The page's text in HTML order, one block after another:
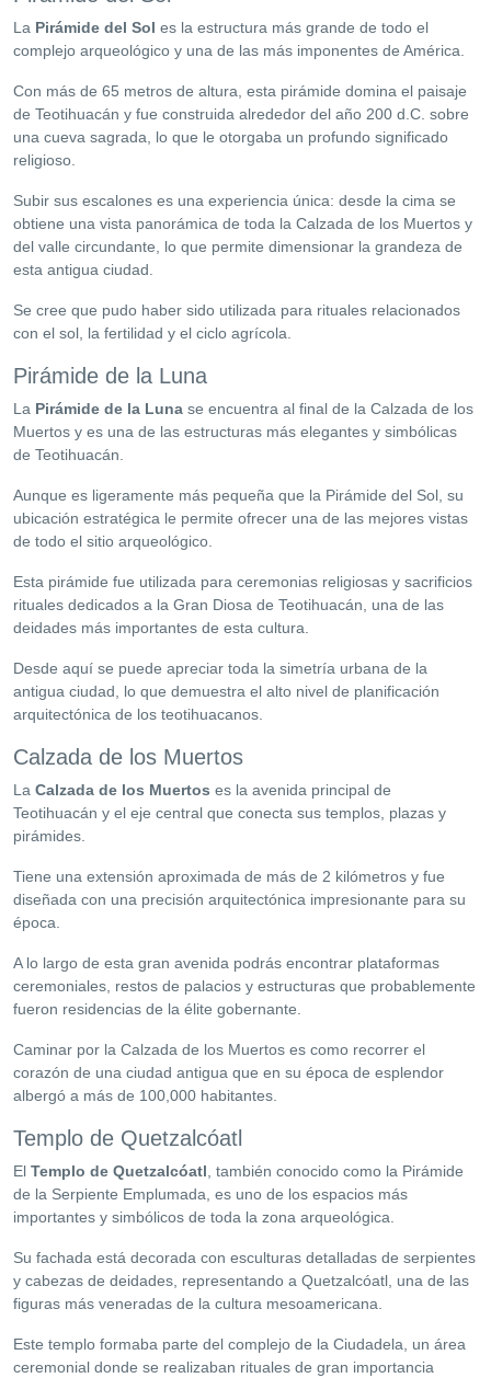
La Pirámide del Sol es la estructura más grande de todo el
complejo arqueológico y una de las más imponentes de América.
Con más de 65 metros de altura, esta pirámide domina el paisaje
de Teotihuacán y fue construida alrededor del año 200 d.C. sobre
una cueva sagrada, lo que le otorgaba un profundo significado
religioso.
Subir sus escalones es una experiencia única: desde la cima se
obtiene una vista panorámica de toda la Calzada de los Muertos y
del valle circundante, lo que permite dimensionar la grandeza de
esta antigua ciudad.
Se cree que pudo haber sido utilizada para rituales relacionados
con el sol, la fertilidad y el ciclo agrícola.
Pirámide de la Luna
La Pirámide de la Luna se encuentra al final de la Calzada de los
Muertos y es una de las estructuras más elegantes y simbólicas
de Teotihuacán.
Aunque es ligeramente más pequeña que la Pirámide del Sol, su
ubicación estratégica le permite ofrecer una de las mejores vistas
de todo el sitio arqueológico.
Esta pirámide fue utilizada para ceremonias religiosas y sacrificios
rituales dedicados a la Gran Diosa de Teotihuacán, una de las
deidades más importantes de esta cultura.
Desde aquí se puede apreciar toda la simetría urbana de la
antigua ciudad, lo que demuestra el alto nivel de planificación
arquitectónica de los teotihuacanos.
Calzada de los Muertos
La Calzada de los Muertos es la avenida principal de
Teotihuacán y el eje central que conecta sus templos, plazas y
pirámides.
Tiene una extensión aproximada de más de 2 kilómetros y fue
diseñada con una precisión arquitectónica impresionante para su
época.
A lo largo de esta gran avenida podrás encontrar plataformas
ceremoniales, restos de palacios y estructuras que probablemente
fueron residencias de la élite gobernante.
Caminar por la Calzada de los Muertos es como recorrer el
corazón de una ciudad antigua que en su época de esplendor
albergó a más de 100,000 habitantes.
Templo de Quetzalcóatl
El Templo de Quetzalcóatl , también conocido como la Pirámide
de la Serpiente Emplumada, es uno de los espacios más
importantes y simbólicos de toda la zona arqueológica.
Su fachada está decorada con esculturas detalladas de serpientes
y cabezas de deidades, representando a Quetzalcóatl, una de las
figuras más veneradas de la cultura mesoamericana.
Este templo formaba parte del complejo de la Ciudadela, un área
ceremonial donde se realizaban rituales de gran importancia